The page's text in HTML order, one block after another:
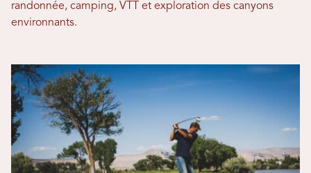
randonnée, camping, VTT et exploration des canyons
environnants.